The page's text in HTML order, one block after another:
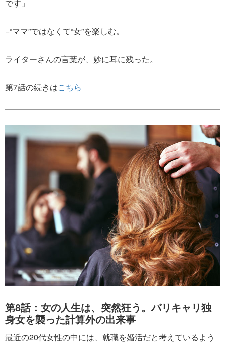
です」
−“ママ”ではなくて“女”を楽しむ。
ライターさんの言葉が、妙に耳に残った。
第7話の続きはこちら
第8話：女の人生は、突然狂う。バリキャリ独
身女を襲った計算外の出来事
最近の20代女性の中には、就職を婚活だと考えているよう